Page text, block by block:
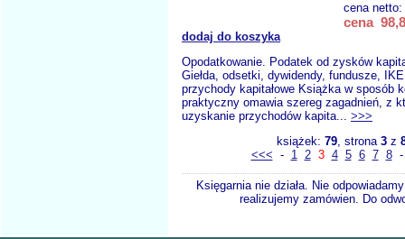
cena netto:
cena
dodaj do koszyka
Opodatkowanie. Podatek od zysków
Giełda, odsetki, dywidendy, fundusze,
przychody kapitałowe Książka w sposób
praktyczny omawia szereg zagadnień, z
uzyskanie przychodów kapita... >>>
książek: 79, strona 3z
<<< - 1 2 3 4 5 6 7 8
Księgarnia nie działa. Nie
realizujemy zamówien. Do